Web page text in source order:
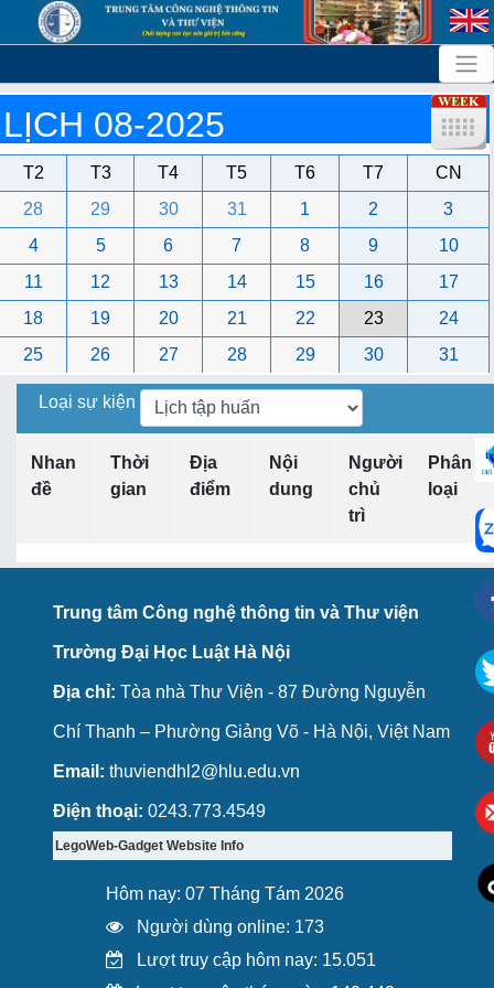
LỊCH 08-2025
T2 T3 T4 T5 T6 T7
CN
28
29 30 31 1 2
3
4
5 6 7 8 9
10
11
12 13 14 15 16
17
18
19 20 21 22 23
24
25
26 27 28 29 30 31
Loại sự kiện
Nhan
đề
Thời
gian
Địa
điểm
Nội
dung
Người
chủ
trì
Phân
loại
Trung tâm Công nghệ thông tin và Thư viện
Trường Đại Học Luật Hà Nội
Địa chỉ: Tòa nhà Thư Viện - 87 Đường Nguyễn
Chí Thanh – Phường Giảng Võ - Hà Nội, Việt Nam
Email: thuviendhl2@hlu.edu.vn
Điện thoại: 0243.773.4549
LegoWeb-Gadget Website Info
Hôm nay: 07 Tháng Tám 2026
Người dùng online: 173
Lượt truy cập hôm nay: 15.051